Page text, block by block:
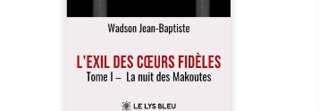
famille. Chef de section
respecté, il refuse pourtant de
fermer les yeux sur l’injustice.
Mais, dans un ...